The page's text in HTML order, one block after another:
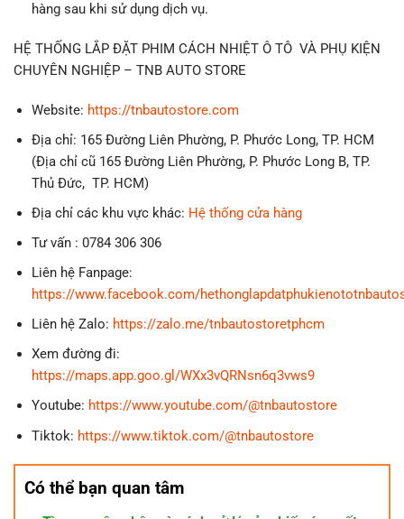
hàng sau khi sử dụng dịch vụ.
HỆ THỐNG LẮP ĐẶT PHIM CÁCH NHIỆT Ô TÔ VÀ PHỤ KIỆN
CHUYÊN NGHIỆP – TNB AUTO STORE
Website: https://tnbautostore.com
Địa chỉ: 165 Đường Liên Phường, P. Phước Long, TP. HCM
(Địa chỉ cũ 165 Đường Liên Phường, P. Phước Long B, TP.
Thủ Đức, TP. HCM)
Địa chỉ các khu vực khác: Hệ thống cửa hàng
Tư vấn : 0784 306 306
Liên hệ Fanpage:
https://www.facebook.com/
Liên hệ Zalo: https://zalo.me/tnbautostoretphcm
Xem đường đi:
https://maps.app.goo.gl/WXx3vQRNsn6q3vws9
Youtube: https://www.youtube.com/@tnbautostore
Tiktok: https://www.tiktok.com/@tnbautostore
Có thể bạn quan tâm